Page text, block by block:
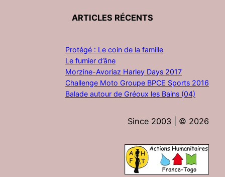
ARTICLES RÉCENTS
Protégé : Le coin de la famille
Le fumier d’âne
Morzine-Avoriaz Harley Days 2017
Challenge Moto Groupe BPCE Sports 2016
Balade autour de Gréoux les Bains (04)
Since 2003 | © 2026